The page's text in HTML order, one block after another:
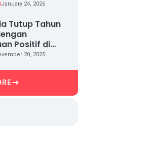
January 24, 2026
Tutup Tahun
Positif di
Test20, 2025